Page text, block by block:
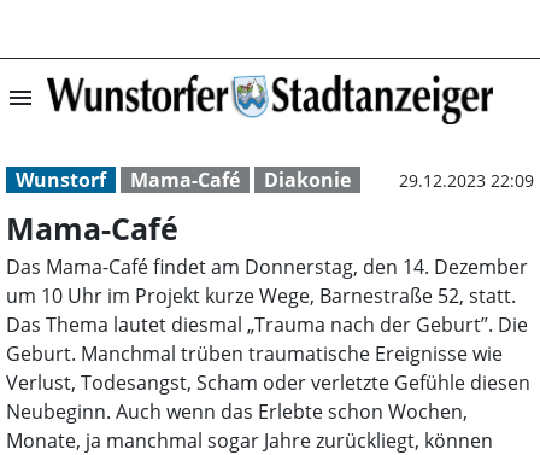
menu Mama-Café |
Wunstorf Mama-Café Diakonie 29.12.2023 22:09
Mama-Café
Das Mama-Café findet am Donnerstag, den 14. Dezember
um 10 Uhr im Projekt kurze Wege, Barnestraße 52, statt.
Das Thema lautet diesmal „Trauma nach der Geburt”. Die
Geburt. Manchmal trüben traumatische Ereignisse wie
Verlust, Todesangst, Scham oder verletzte Gefühle diesen
Neubeginn. Auch wenn das Erlebte schon Wochen,
Monate, ja manchmal sogar Jahre zurückliegt, können